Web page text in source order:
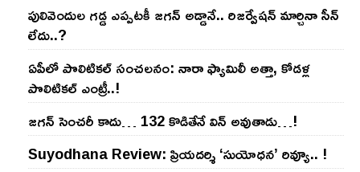
పులివెందుల గ‌డ్డ ఎప్ప‌ట‌కీ జ‌గ‌న్ అడ్డానే.. రిజ‌ర్వేష‌న్ మార్చినా సీన్
లేదు..?
ఏపీలో పొలిటిక‌ల్ సంచ‌ల‌నం: నారా ఫ్యామిలీ అత్తా, కోడ‌ళ్ల
పొలిటికల్ ఎంట్రీ..!
జ‌గ‌న్ సెంచ‌రీ కాదు… 132 కొడితేనే విన్ అవుతాడు…!
Suyodhana Review: ప్రియదర్శి ‘సుయోధన’ రివ్యూ.. !